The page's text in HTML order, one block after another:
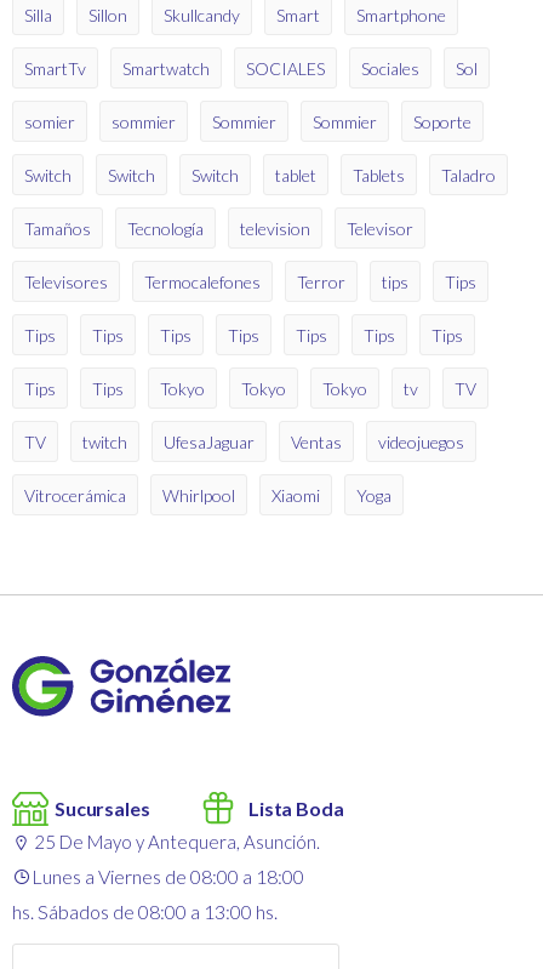
Silla Sillon Skullcandy Smart Smartphone
SmartTv Smartwatch SOCIALES Sociales Sol
somier sommier Sommier Sommier Soporte
Switch Switch Switch tablet Tablets Taladro
Tamaños Tecnología television Televisor
Televisores Termocalefones Terror tips Tips
Tips Tips Tips Tips Tips Tips Tips
Tips Tips Tokyo Tokyo Tokyo tv TV
TV twitch UfesaJaguar Ventas videojuegos
Vitrocerámica Whirlpool Xiaomi Yoga
Sucursales Lista Boda
25 De Mayo y Antequera, Asunción.
Lunes a Viernes de 08:00 a 18:00
hs. Sábados de 08:00 a 13:00 hs.